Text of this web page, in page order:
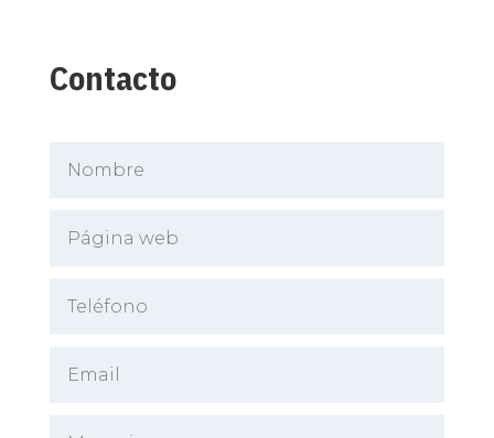
Contacto